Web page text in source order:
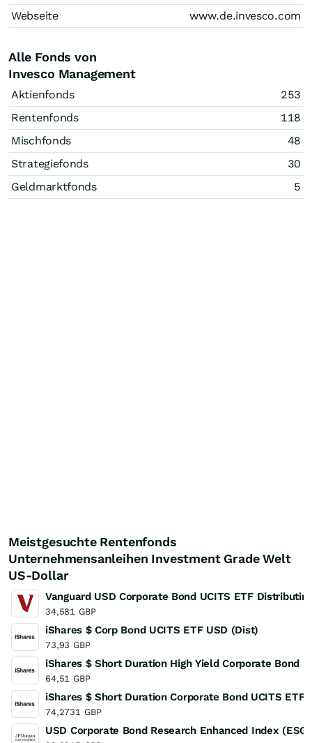
Webseite
www.de.invesco.com
Alle Fonds von
Invesco Management
Aktienfonds
253
Rentenfonds
118
Mischfonds
48
Strategiefonds
30
Geldmarktfonds
5
Meistgesuchte Rentenfonds
Unternehmensanleihen Investment Grade Welt
US-Dollar
Vanguard USD Corporate Bond UCITS ETF Distributing
34,581 GBP
iShares $ Corp Bond UCITS ETF USD (Dist)
73,93 GBP
iShares $ Short Duration High Yield Corporate Bond
64,51 GBP
iShares $ Short Duration Corporate Bond UCITS ETF
74,2731 GBP
USD Corporate Bond Research Enhanced Index